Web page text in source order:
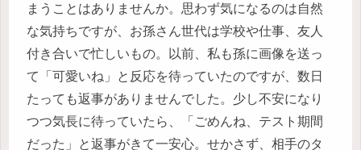
まうことはありませんか。思わず気になるのは自然
な気持ちですが、お孫さん世代は学校や仕事、友人
付き合いで忙しいもの。以前、私も孫に画像を送っ
て「可愛いね」と反応を待っていたのですが、数日
たっても返事がありませんでした。少し不安になり
つつ気長に待っていたら、「ごめんね、テスト期間
だった」と返事がきて一安心。せかさず、相手のタ